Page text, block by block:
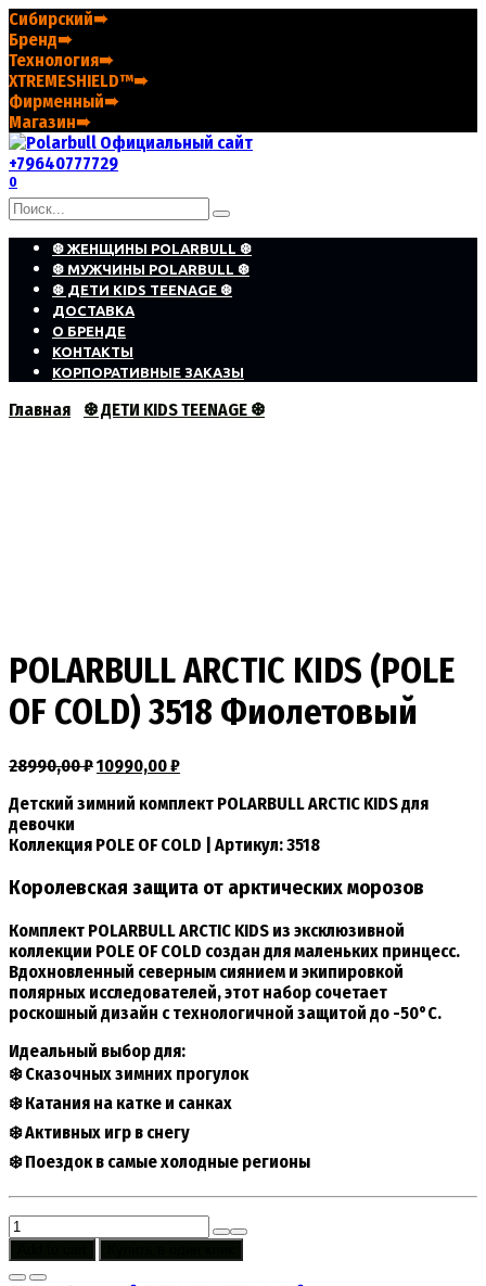
Перейти
к
содержанию
Сибирский➠
Бренд➠
Технология➠
XTREMESHIELD™➠
Фирменный➠
Магазин➠
+79640777729
0
Search
❆ ЖЕНЩИНЫ POLARBULL ❆
❆ МУЖЧИНЫ POLARBULL ❆
❆ ДЕТИ KIDS TEENAGE ❆
ДОСТАВКА
О БРЕНДЕ
КОНТАКТЫ
КОРПОРАТИВНЫЕ ЗАКАЗЫ
Главная ❆ ДЕТИ KIDS TEENAGE ❆
POLARBULL ARCTIC KIDS (POLE
OF COLD) 3518 Фиолетовый
28990,00₽10990,00₽
Детский зимний комплект POLARBULL ARCTIC KIDS для
девочки
Коллекция POLE OF COLD | Артикул: 3518
Королевская защита от арктических морозов
Комплект POLARBULL ARCTIC KIDS из эксклюзивной
коллекции POLE OF COLD создан для маленьких принцесс.
Вдохновленный северным сиянием и экипировкой
полярных исследователей, этот набор сочетает
роскошный дизайн с технологичной защитой до -50°C.
Идеальный выбор для:
❄️ Сказочных зимних прогулок
❄️ Катания на катке и санках
❄️ Активных игр в снегу
❄️ Поездок в самые холодные регионы
POLARBULL
ARCTIC
KIDS